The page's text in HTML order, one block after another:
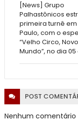
[News] Grupo
Palhastônicos
primeira turnê em
Paulo, com o
“Velho Circo, Novo
Mundo”, no dia
POST
Nenhum comentário